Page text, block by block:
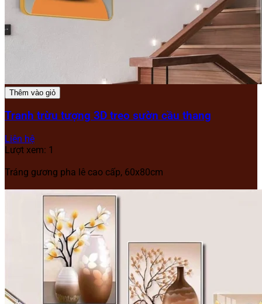
Thêm vào giỏ
Tranh trừu tượng 3D treo sườn cầu thang
Liên hệ
Lượt xem: 1
Tráng gương pha lê cao cấp, 60x80cm